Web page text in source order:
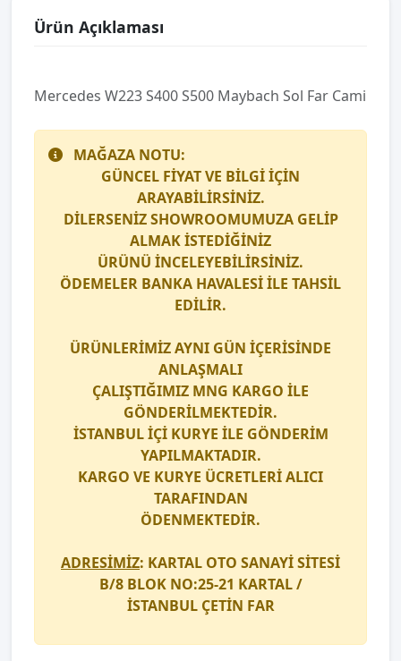
Ürün Açıklaması
Mercedes W223 S400 S500 Maybach Sol Far Cami
MAĞAZA NOTU:
GÜNCEL FİYAT VE BİLGİ İÇİN
ARAYABİLİRSİNİZ.
DİLERSENİZ SHOWROOMUMUZA GELİP
ALMAK İSTEDİĞİNİZ
ÜRÜNÜ İNCELEYEBİLİRSİNİZ.
ÖDEMELER BANKA HAVALESİ İLE TAHSİL
EDİLİR.
ÜRÜNLERİMİZ AYNI GÜN İÇERİSİNDE
ANLAŞMALI
ÇALIŞTIĞIMIZ MNG KARGO İLE
GÖNDERİLMEKTEDİR.
İSTANBUL İÇİ KURYE İLE GÖNDERİM
YAPILMAKTADIR.
KARGO VE KURYE ÜCRETLERİ ALICI
TARAFINDAN
ÖDENMEKTEDİR.
ADRESİMİZ: KARTAL OTO SANAYİ SİTESİ
B/8 BLOK NO:25-21 KARTAL /
İSTANBUL ÇETİN FAR